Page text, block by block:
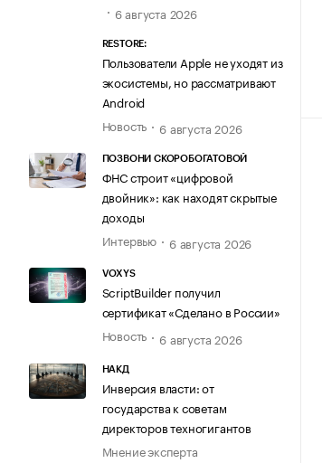
6 августа 2026
RESTORE:
Пользователи Apple не уходят из
экосистемы, но рассматривают
Android
Новость
6 августа 2026
ПОЗВОНИ СКОРОБОГАТОВОЙ
ФНС строит «цифровой
двойник»: как находят скрытые
доходы
Интервью
6 августа 2026
VOXYS
ScriptBuilder получил
сертификат «Сделано в России»
Новость
6 августа 2026
НАКД
Инверсия власти: от
государства к советам
директоров техногигантов
Мнение эксперта